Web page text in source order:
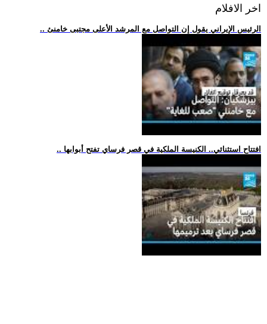
اخر الافلام
.. الرئيس الإيراني يقول إن التواصل مع المرشد الأعلى مجتبى خامنئ
.. افتتاح استثنائي.. الكنيسة الملكية في قصر فرساي تفتح أبوابها